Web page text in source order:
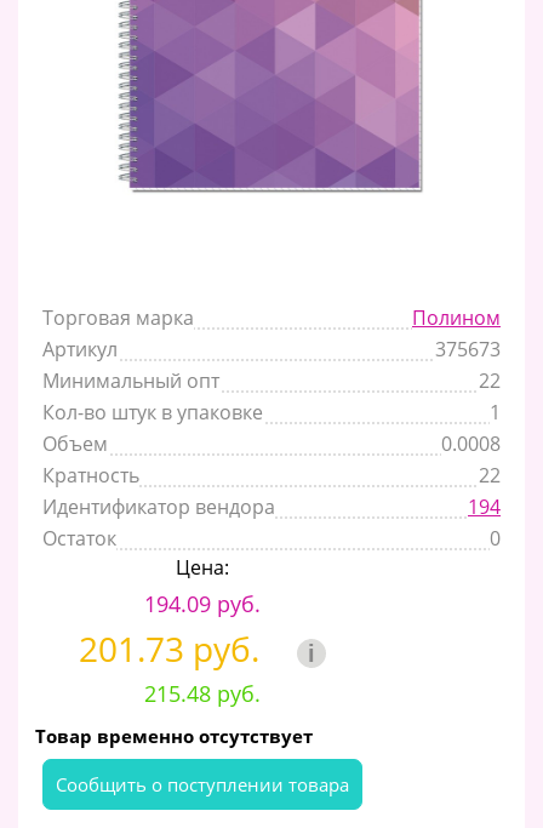
Торговая марка
Полином
Артикул
375673
Минимальный опт
22
Кол-во штук в упаковке
1
Объем
0.0008
Кратность
22
Идентификатор вендора
194
Остаток
0
Цена:
194.09 руб.
201.73 руб. i
215.48 руб.
Товар временно отсутствует
Cообщить о поступлении товара